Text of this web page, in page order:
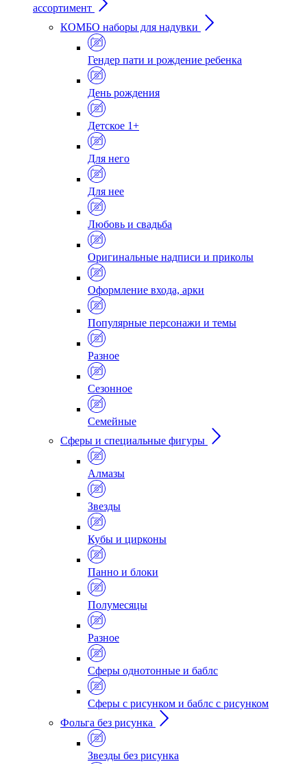
ассортимент
КОМБО наборы для надувки
Гендер пати и рождение ребенка
День рождения
Детское 1+
Для него
Для нее
Любовь и свадьба
Оригинальные надписи и приколы
Оформление входа, арки
Популярные персонажи и темы
Разное
Сезонное
Семейные
Сферы и специальные фигуры
Алмазы
Звезды
Кубы и цирконы
Панно и блоки
Полумесяцы
Разное
Сферы однотонные и баблс
Сферы с рисунком и баблс с рисунком
Фольга без рисунка
Звезды без рисунка